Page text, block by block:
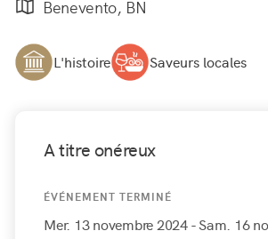
Benevento, BN
L'histoire Saveurs locales
A titre onéreux
ÉVÉNEMENT TERMINÉ
Mer. 13 novembre 2024- Sam. 16